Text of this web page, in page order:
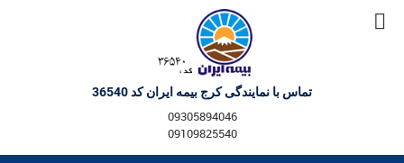
تماس با نمایندگی کرج بیمه ایران کد 36540
09305894046
09109825540